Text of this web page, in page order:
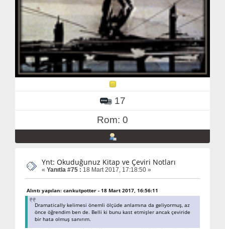
17
Rom: 0
Ynt: Okuduğunuz Kitap ve Çeviri Notları
« Yanıtla #75 : 18 Mart 2017, 17:18:50 »
Alıntı yapılan: cankutpotter - 18 Mart 2017, 16:56:11
Dramatically kelimesi önemli ölçüde anlamına da geliyormuş, az
önce öğrendim ben de. Belli ki bunu kast etmişler ancak çeviride
bir hata olmuş sanırım.